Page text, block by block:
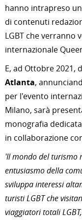
hanno intrapreso
di contenuti
LGBT che verranno
internazionale
E, ad Ottobre 2021,
Atlanta,
per l'evento
Milano, sarà
monografia
in collaborazione
'Il mondo del turismo
entusiasmo della
sviluppa interessi
turisti LGBT che
viaggiatori totali